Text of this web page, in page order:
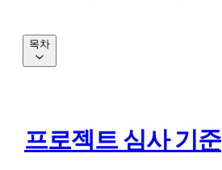
프로젝트 심사 기준
목차